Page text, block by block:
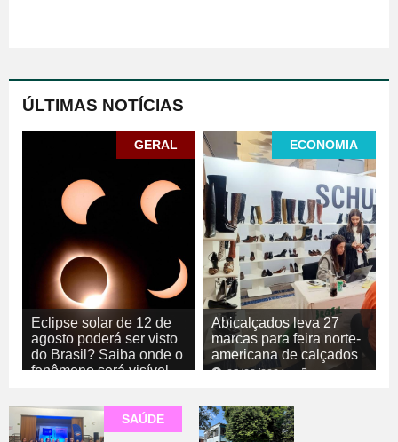
ÚLTIMAS NOTÍCIAS
GERAL
Eclipse solar de 12 de
agosto poderá ser visto
do Brasil? Saiba onde o
fenômeno será visível
ECONOMIA
Abicalçados leva 27
marcas para feira norte-
americana de calçados
05/08/2026
SAÚDE